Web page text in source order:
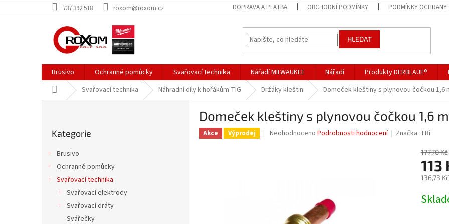
na
737 392 518 roxom@roxom.cz DOPRAVA A PLATBA OBCHODNÍ PODMÍNKY PODMÍNKY OCHRANY
HLEDAT
Brusivo Ochranné pomůcky Svařovací technika Nářadí MILWAUKEE Nářadí Produkty DERBLAUE®
Domů Svařovací technika Náhradní díly k hořákům TIG Držáky kleštin Domeček kleštiny s plynovou čočkou 1,6
kategorie
Kategorie
Brusivo
Ochranné pomůcky
Svařovací technika
Svařovací elektrody
Svařovací dráty
Svářečky
Domeček kleštiny s plynovou čočkou 1,6
Akce Výprodej
Průměrné
Neohodnoceno Podrobnosti hodnocení Značka: TBi
177,70 Kč
113
136,73
cena: